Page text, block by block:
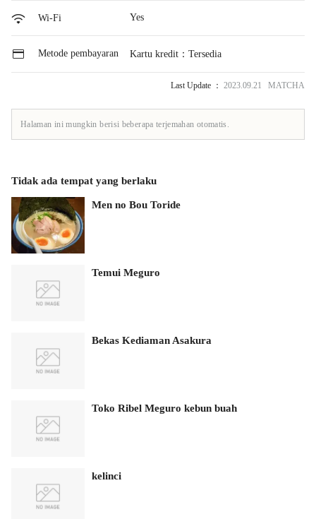
Wi-Fi Yes
Metode pembayaran Kartu kredit：Tersedia
Last Update ： 2023.09.21 MATCHA
Halaman ini mungkin berisi beberapa terjemahan otomatis.
Tidak ada tempat yang berlaku
Men no Bou Toride
Temui Meguro
Bekas Kediaman Asakura
Toko Ribel Meguro kebun buah
kelinci